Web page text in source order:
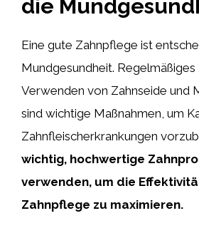
die
Eine gute Zahnpflege ist
Mundgesundheit. Regelmäßiges
Verwenden von Zahnseide und
sind wichtige Maßnahmen, um
Zahnfleischerkrankungen
wichtig, hochwertige
verwenden, um die
Zahnpflege zu maximieren.